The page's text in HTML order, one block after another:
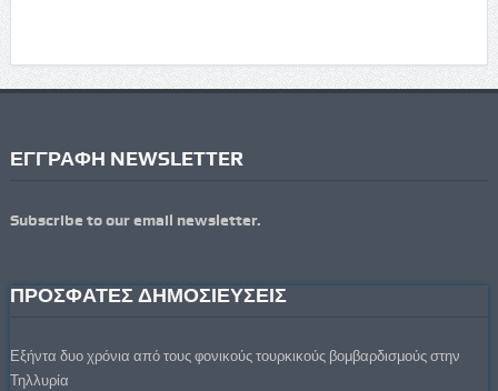
ΕΓΓΡΑΦΗ NEWSLETTER
Subscribe to our email newsletter.
ΠΡΟΣΦΑΤΕΣ ΔΗΜΟΣΙΕΥΣΕΙΣ
Εξήντα δυο χρόνια από τους φονικούς τουρκικούς βομβαρδισμούς στην
Τηλλυρία